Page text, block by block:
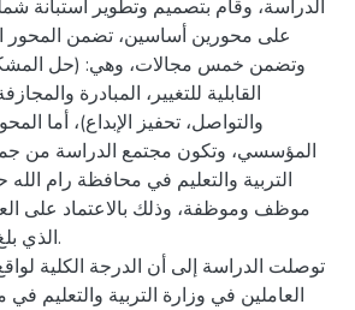
على محورين أساسين، تضمن المحور
وتضمن خمس مجالات، وهي: (حل
القابلية للتغيير، المبادرة
والتواصل، تحفيز الإبداع)، أما
المؤسسي، وتكون مجتمع الدراسة من
موظف وموظفة، وذلك بالاعتماد على
توصلت الدراسة إلى أن الدرجة الكلية لواقع
العاملين في وزارة التربية والتعليم